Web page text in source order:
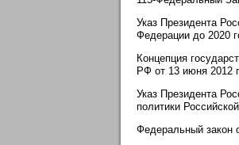
Указ Президента
Федерации до 2020
Концепция
РФ от 13 июня 2012
Указ Президента
политики
Федеральный закон